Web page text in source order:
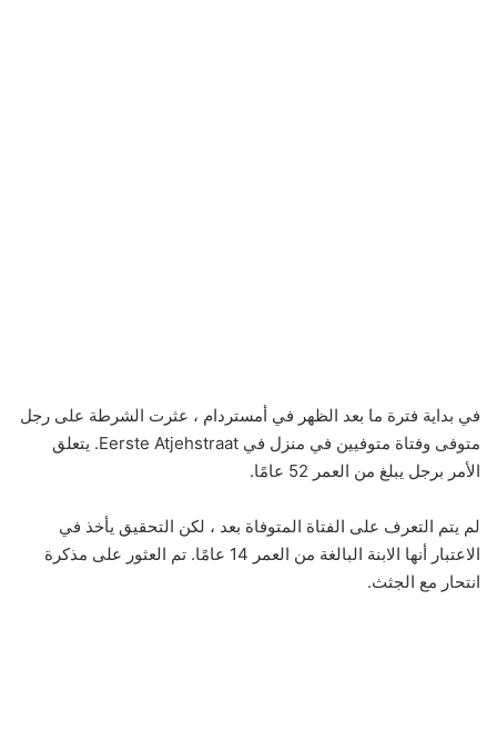
في بداية فترة ما بعد الظهر في أمستردام ، عثرت الشرطة على رجل
متوفى وفتاة متوفيين في منزل في Eerste Atjehstraat. يتعلق
الأمر برجل يبلغ من العمر 52 عامًا.
لم يتم التعرف على الفتاة المتوفاة بعد ، لكن التحقيق يأخذ في
الاعتبار أنها الابنة البالغة من العمر 14 عامًا. تم العثور على مذكرة
انتحار مع الجثث.